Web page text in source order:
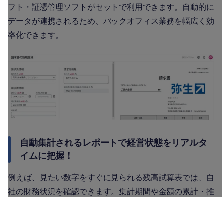
フト・証憑管理ソフトがセットで利用できます。自動的に
データが連携されるため、バックオフィス業務を幅広く効
率化できます。
自動集計されるレポートで経営状態をリアルタ
イムに把握！
例えば、見たい数字をすぐに見られる残高試算表では、自
社の財務状況を確認できます。集計期間や金額の累計・推